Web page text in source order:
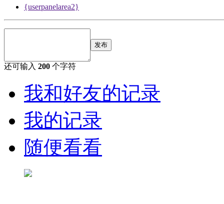
{userpanelarea2}
发布
还可输入 200 个字符
我和好友的记录
我的记录
随便看看